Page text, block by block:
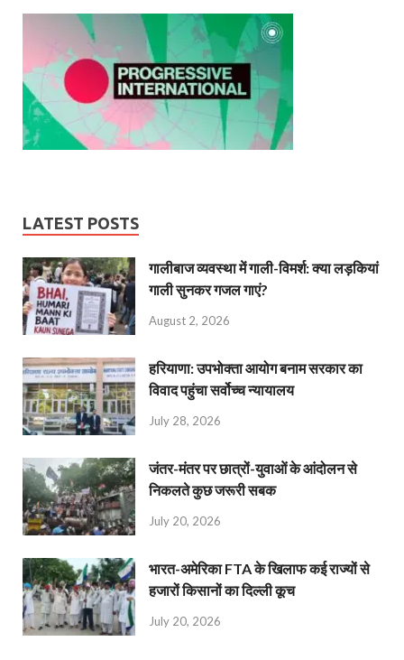
LATEST POSTS
गालीबाज व्‍यवस्‍था में गाली-विमर्श: क्या लड़कियां
गाली सुनकर गजल गाएं?
August 2, 2026
हरियाणा: उपभोक्ता आयोग बनाम सरकार का
विवाद पहुंचा सर्वोच्च न्यायालय
July 28, 2026
जंतर-मंतर पर छात्रों-युवाओं के आंदोलन से
निकलते कुछ जरूरी सबक
July 20, 2026
भारत-अमेरिका FTA के खिलाफ कई राज्यों से
हजारों किसानों का दिल्ली कूच
July 20, 2026